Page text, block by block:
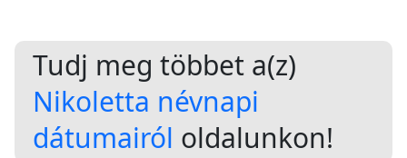
Tudj meg többet a(z)
Nikoletta névnapi
dátumairól oldalunkon!